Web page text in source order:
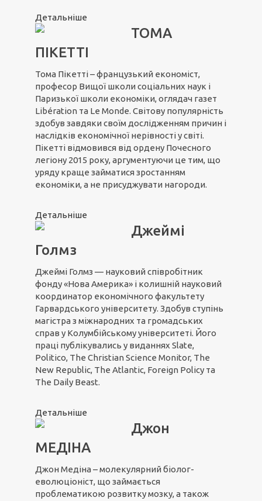
Детальніше
ТОМА
ПІКЕТТІ
Тома Пікетті – французький економіст,
професор Вищої школи соціальних наук і
Паризької школи економіки, оглядач газет
Libération та Le Monde. Світову популярність
здобув завдяки своїм дослідженням причин і
наслідків економічної нерівності у світі.
Пікетті відмовився від ордену Почесного
легіону 2015 року, аргументуючи це тим, що
уряду краще займатися зростанням
економіки, а не присуджувати нагороди.
Детальніше
Джеймі
Голмз
Джеймі Голмз — науковий співробітник
фонду «Нова Америка» і колишній науковий
координатор економічного факультету
Гарвардського університету. Здобув ступінь
магістра з міжнародних та громадських
справ у Колумбійському університеті. Його
праці публікувались у виданнях Slate,
Politico, The Christian Science Monitor, The
New Republic, The Atlantic, Foreign Policy та
The Daily Beast.
Детальніше
Джон
МЕДІНА
Джон Медіна – молекулярний біолог-
еволюціоніст, що займається
проблематикою розвитку мозку, а також